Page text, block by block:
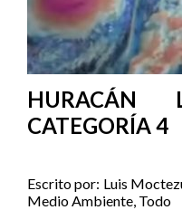
CATEGORÍA 4
Escrito por: Luis
Medio Ambiente, Todo